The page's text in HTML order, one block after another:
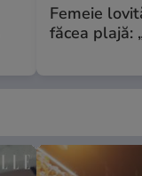
Femeie
făcea plajă: